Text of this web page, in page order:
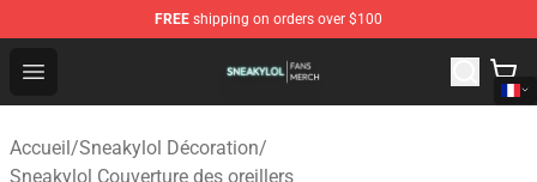
FREE shipping on orders over $100
Open menu
Sneakylol Shop - Official Sneakylol Merchandise Store
Accueil/Sneakylol Décoration/
Sneakylol Couverture des oreillers